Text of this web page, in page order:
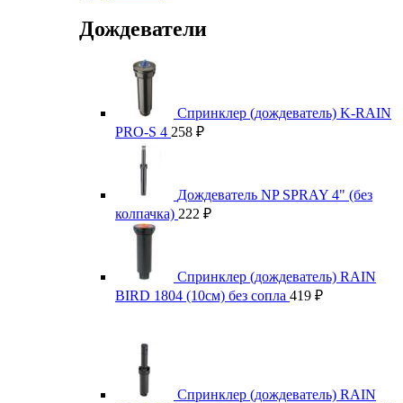
Дождеватели
Спринклер (дождеватель) K-RAIN
PRO-S 4 258 ₽
Дождеватель NP SPRAY 4" (без
колпачка) 222 ₽
Спринклер (дождеватель) RAIN
BIRD 1804 (10см) без сопла 419 ₽
Спринклер (дождеватель) RAIN